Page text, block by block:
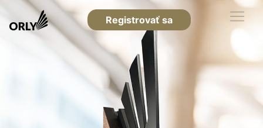
Registrovať sa